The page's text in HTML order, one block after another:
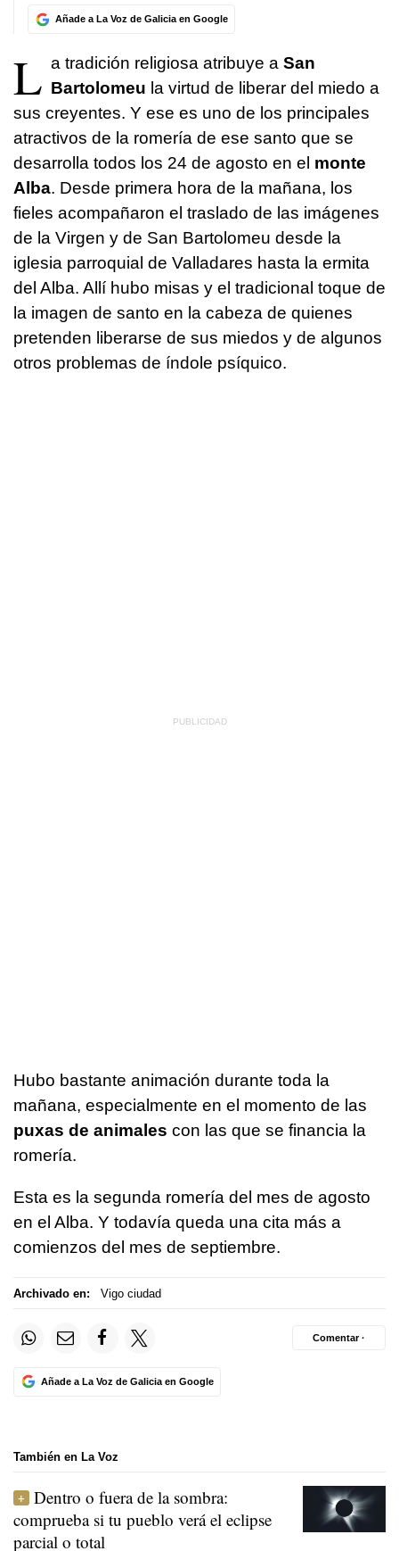
Añade a La Voz de Galicia en Google
L a tradición religiosa atribuye a San
Bartolomeu la virtud de liberar del miedo a
sus creyentes. Y ese es uno de los principales
atractivos de la romería de ese santo que se
desarrolla todos los 24 de agosto en el monte
Alba. Desde primera hora de la mañana, los
fieles acompañaron el traslado de las imágenes
de la Virgen y de San Bartolomeu desde la
iglesia parroquial de Valladares hasta la ermita
del Alba. Allí hubo misas y el tradicional toque de
la imagen de santo en la cabeza de quienes
pretenden liberarse de sus miedos y de algunos
otros problemas de índole psíquico.
Hubo bastante animación durante toda la
mañana, especialmente en el momento de las
puxas de animales con las que se financia la
romería.
Esta es la segunda romería del mes de agosto
en el Alba. Y todavía queda una cita más a
comienzos del mes de septiembre.
Archivado en: Vigo ciudad
Añade a La Voz de Galicia en Google
Comentar ·
También en La Voz
Dentro o fuera de la sombra:
comprueba si tu pueblo verá el eclipse
parcial o total